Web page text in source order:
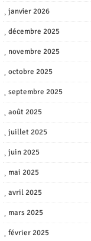
janvier 2026
décembre 2025
novembre 2025
octobre 2025
septembre 2025
août 2025
juillet 2025
juin 2025
mai 2025
avril 2025
mars 2025
février 2025